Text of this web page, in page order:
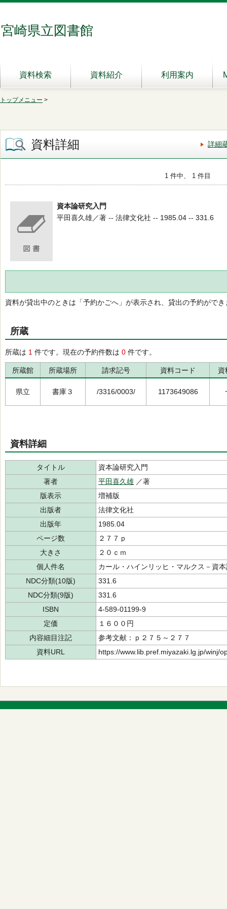
宮崎県立図書館
資料検索 資料紹介 利用案内
トップメニュー >
資料詳細 詳細
1 件中、 1 件目
資本論研究入門
平田喜久雄／著 -- 法律文化社 -- 1985.04 -- 331.6
資料が貸出中のときは「予約かごへ」が表示され、貸出の予約ができ
所蔵
所蔵は 1 件です。現在の予約件数は 0 件です。
所蔵館 所蔵場所 請求記号 資料コード 資
県立 書庫３ /3316/0003/ 1173649086
資料詳細
タイトル
資本論研究入門
著者
平田喜久雄 ／著
版表示
増補版
出版者
法律文化社
出版年
1985.04
ページ数
２７７ｐ
大きさ
２０ｃｍ
個人件名
カール・ハインリッヒ・マルクス－資
NDC分類(10版)
331.6
NDC分類(9版)
331.6
ISBN
4-589-01199-9
定価
１６００円
内容細目注記
参考文献：ｐ２７５～２７７
資料URL
https://www.lib.pref.miyazaki.lg.jp/winj/